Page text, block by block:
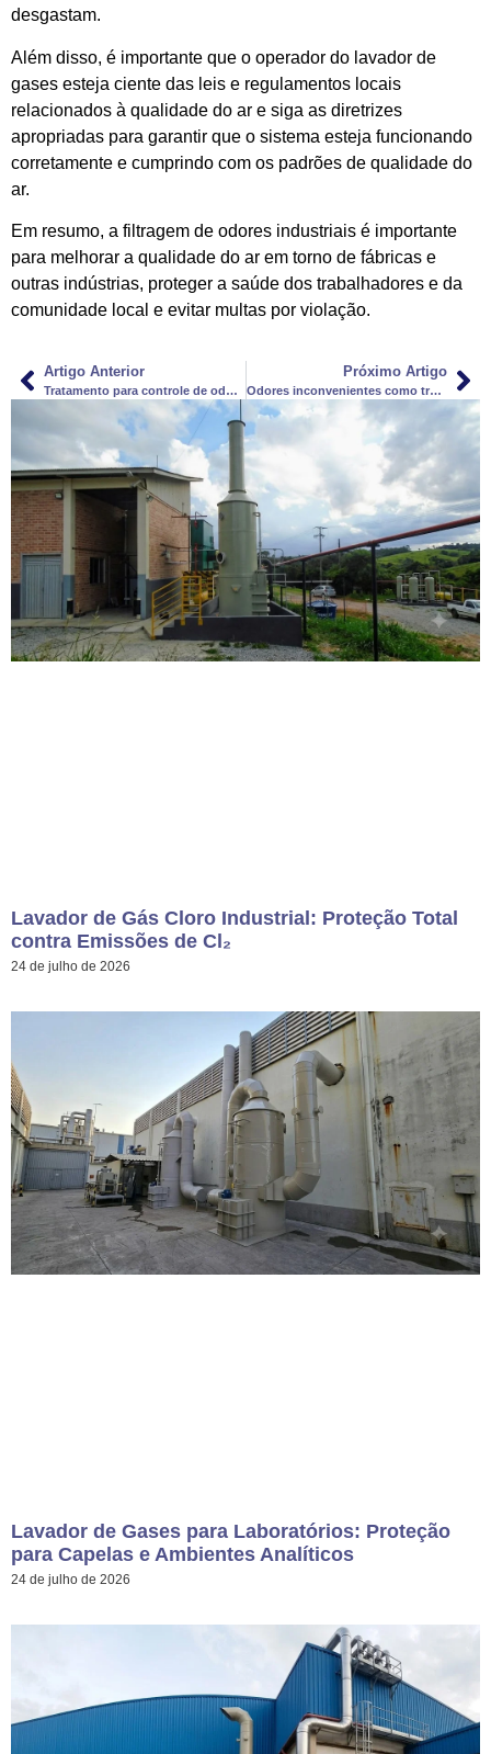
Lavador de Gás Cloro Industrial: Proteção Total
contra Emissões de Cl₂
24 de julho de 2026
Lavador de Gases para Laboratórios: Proteção
para Capelas e Ambientes Analíticos
24 de julho de 2026
desgastam.
Além disso, é importante que o operador do lavador de
gases esteja ciente das leis e regulamentos locais
relacionados à qualidade do ar e siga as diretrizes
apropriadas para garantir que o sistema esteja funcionando
corretamente e cumprindo com os padrões de qualidade do
ar.
Em resumo, a filtragem de odores industriais é importante
para melhorar a qualidade do ar em torno de fábricas e
outras indústrias, proteger a saúde dos trabalhadores e da
comunidade local e evitar multas por violação.
Artigo Anterior
Tratamento para controle de odor de efluentes
Próximo Artigo
Odores inconvenientes como tratar